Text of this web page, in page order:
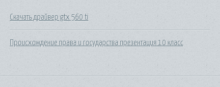
Скачать драйвер gtx 560 ti
Происхождение права и государства презентация 10 класс